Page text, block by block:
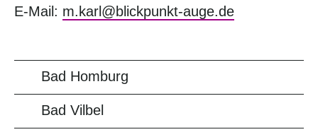
E-Mail: m.karl@blickpunkt-auge.de
Bad Homburg
Bad Vilbel